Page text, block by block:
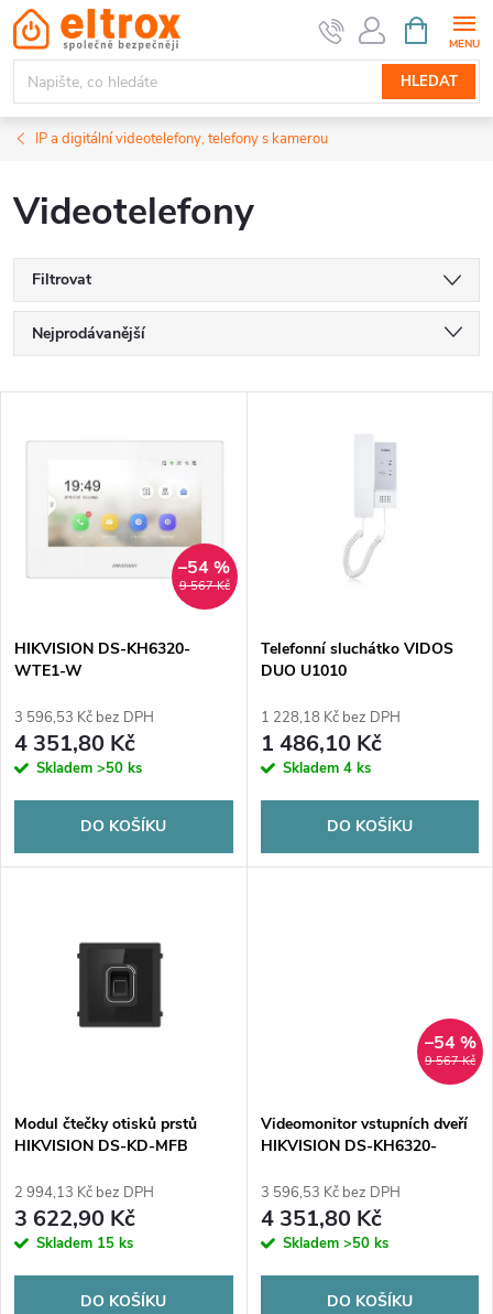
Přejít
na
obsah
HLEDAT
NÁKUPNÍ
KOŠÍK
IP a digitální videotelefony, telefony s kamerou
Videotelefony
Filtrovat
Ř
a
z
p
r
o
u
Nejprodávanější
s
p
r
o
d
9 567 Kč
–54 %
HIKVISION DS-KH6320-
WTE1-W
3 596,53 Kč bez DPH
4 351,80 Kč
Skladem >50 ks
DO KOŠÍKU
Telefonní sluchátko VIDOS
DUO U1010
1 228,18 Kč bez DPH
1 486,10 Kč
Skladem 4 ks
DO KOŠÍKU
Modul čtečky otisků prstů
HIKVISION DS-KD-MFB
2 994,13 Kč bez DPH
3 622,90 Kč
Skladem 15 ks
DO KOŠÍKU
9 567 Kč
–54 %
Videomonitor vstupních dveří
HIKVISION DS-KH6320-
3 596,53 Kč bez DPH
4 351,80 Kč
Skladem >50 ks
DO KOŠÍKU